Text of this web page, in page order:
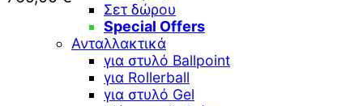
Σετ δώρου
Special Offers
Ανταλλακτικά
για στυλό Ballpoint
για Rollerball
για στυλό Gel